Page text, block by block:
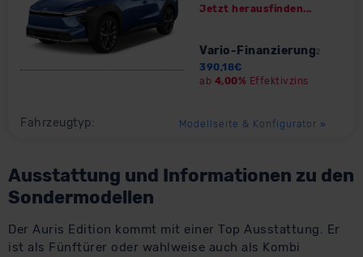
Jetzt herausfinden...
Vario-Finanzierung2
390,18€
ab 4,00% Effektivzins
Fahrzeugtyp: Modellseite & Konfigurator »
Ausstattung und Informationen zu den
Sondermodellen
Der Auris Edition kommt mit einer Top Ausstattung. Er
ist als Fünftürer oder wahlweise auch als Kombi